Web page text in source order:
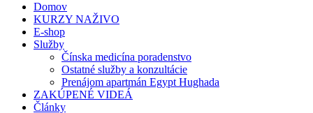
Domov
KURZY NAŽIVO
E-shop
Služby
Čínska medicína poradenstvo
Ostatné služby a konzultácie
Prenájom apartmán Egypt Hughada
ZAKÚPENÉ VIDEÁ
Články